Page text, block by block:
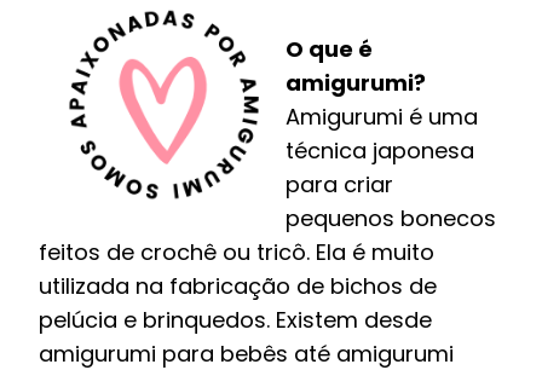
O que é
amigurumi?
Amigurumi é uma
técnica japonesa
para criar
pequenos bonecos
feitos de crochê ou tricô. Ela é muito
utilizada na fabricação de bichos de
pelúcia e brinquedos. Existem desde
amigurumi para bebês até amigurumi